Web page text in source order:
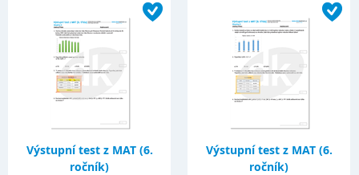
Výstupní test z MAT (6.
ročník)
Výstupní test z MAT (6.
ročník)